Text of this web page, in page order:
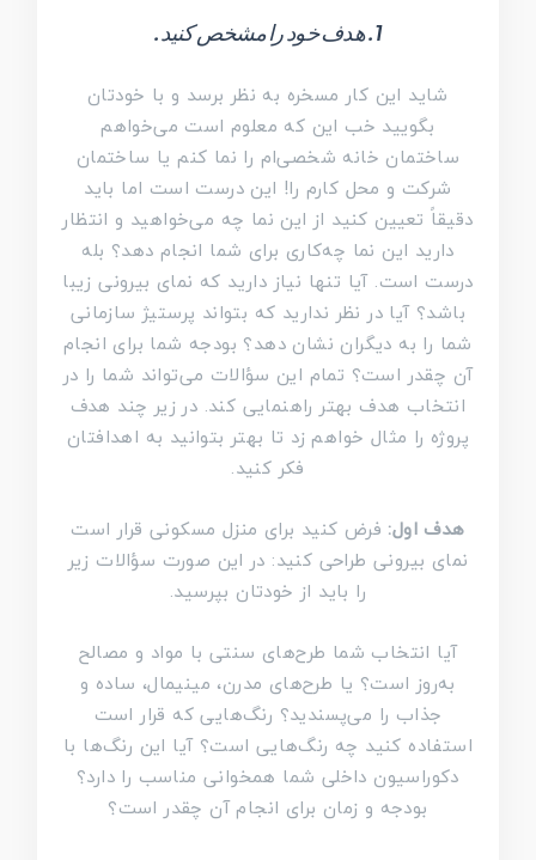
1. هدف خود را مشخص کنید.
شاید این کار مسخره به نظر برسد و با خودتان
بگویید خب این که معلوم است می‌خواهم
ساختمان خانه شخصی‌ام را نما کنم یا ساختمان
شرکت و محل کارم را! این درست است اما باید
دقیقاً تعیین کنید از این نما چه می‌خواهید و انتظار
دارید این نما چه‌کاری برای شما انجام دهد؟ بله
درست است. آیا تنها نیاز دارید که نمای بیرونی زیبا
باشد؟ آیا در نظر ندارید که بتواند پرستیژ سازمانی
شما را به دیگران نشان دهد؟ بودجه شما برای انجام
آن چقدر است؟ تمام این سؤالات می‌تواند شما را در
انتخاب هدف بهتر راهنمایی کند. در زیر چند هدف
پروژه را مثال خواهم زد تا بهتر بتوانید به اهدافتان
فکر کنید.
هدف اول: فرض کنید برای منزل مسکونی قرار است
نمای بیرونی طراحی کنید: در این صورت سؤالات زیر
را باید از خودتان بپرسید.
آیا انتخاب شما طرح‌های سنتی با مواد و مصالح
به‌روز است؟ یا طرح‌های مدرن، مینیمال، ساده و
جذاب را می‌پسندید؟ رنگ‌هایی که قرار است
استفاده کنید چه رنگ‌هایی است؟ آیا این رنگ‌ها با
دکوراسیون داخلی شما همخوانی مناسب را دارد؟
بودجه و زمان برای انجام آن چقدر است؟